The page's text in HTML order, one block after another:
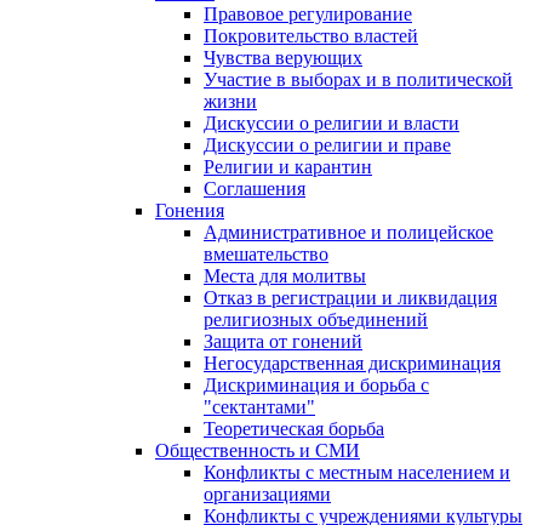
Правовое регулирование
Покровительство властей
Чувства верующих
Участие в выборах и в политической
жизни
Дискуссии о религии и власти
Дискуссии о религии и праве
Религии и карантин
Соглашения
Гонения
Административное и полицейское
вмешательство
Места для молитвы
Отказ в регистрации и ликвидация
религиозных объединений
Защита от гонений
Негосударственная дискриминация
Дискриминация и борьба с
"сектантами"
Теоретическая борьба
Общественность и СМИ
Конфликты с местным населением и
организациями
Конфликты с учреждениями культуры